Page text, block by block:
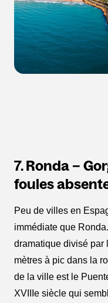
7. Ronda –
foules
Peu de villes en
immédiate que
dramatique divisé par
mètres à pic dans la
de la ville est le
XVIIIe siècle qui